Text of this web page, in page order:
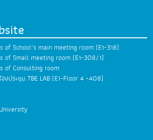
of School’s main meeting room (E1-318)
of Small meeting room (E1-308/1)
of Consulting room
งประชุม TBE LAB (E1-Floor 4 -408)